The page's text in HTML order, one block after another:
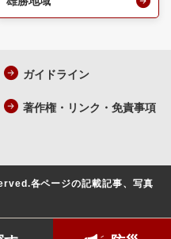
ガイドライン
著作権・リンク・免責事項
各ページの記載記事、写真